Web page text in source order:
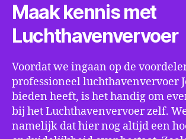
Maak kennis met
Luchthavenvervoer
Voordat we ingaan op de
professioneel luchthavenvervoer
bieden heeft, is het handig om
bij het Luchthavenvervoer zelf.
namelijk dat hier nog altijd een